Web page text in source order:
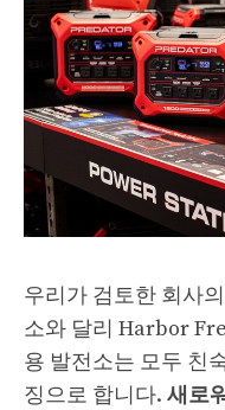
우리가 검토한 회사
소와 달리 Harbor
용 발전소는 모두 친
징으로 합니다. 새로